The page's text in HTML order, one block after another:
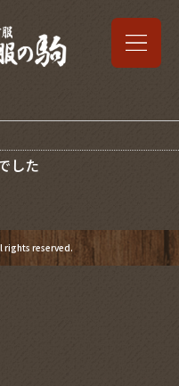
した
rights reserved.